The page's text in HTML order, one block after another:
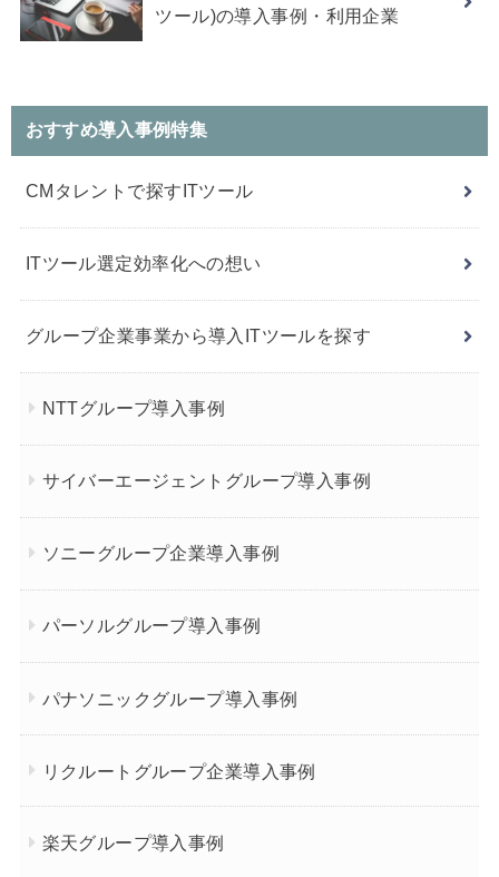
ツール)の導入事例・利用企業
おすすめ導入事例特集
CMタレントで探すITツール
ITツール選定効率化への想い
グループ企業事業から導入ITツールを探す
NTTグループ導入事例
サイバーエージェントグループ導入事例
ソニーグループ企業導入事例
パーソルグループ導入事例
パナソニックグループ導入事例
リクルートグループ企業導入事例
楽天グループ導入事例